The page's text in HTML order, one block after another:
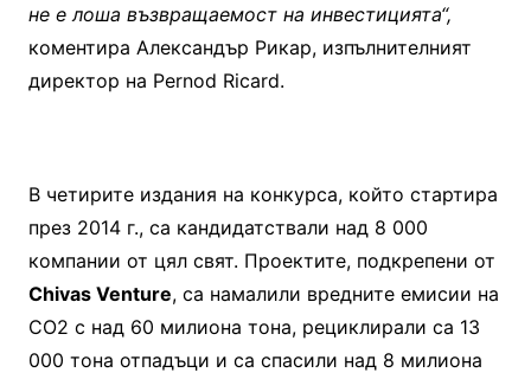
не е лоша възвращаемост на инвестицията“,
коментира Александър Рикар, изпълнителният
директор на Pernod Ricard.
В четирите издания на конкурса, който стартира
през 2014 г., са кандидатствали над 8 000
компании от цял свят. Проектите, подкрепени от
Chivas Venture, са намалили вредните емисии на
CO2 с над 60 милиона тона, рециклирали са 13
000 тона отпадъци и са спасили над 8 милиона